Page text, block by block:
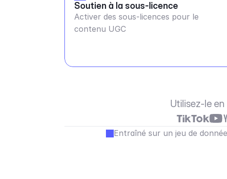
Soutien à la sous-licence
Activer des sous-licences pour le
contenu UGC
Utilisez-le
Entraîné sur un jeu de